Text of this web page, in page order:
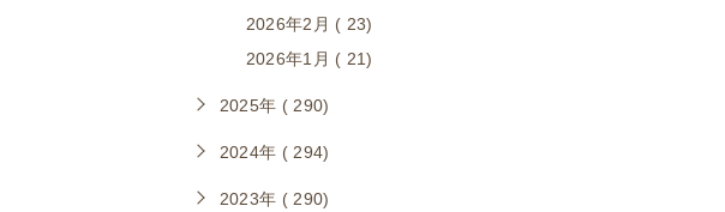
2026年2月 ( 23)
2026年1月 ( 21)
2025年 ( 290)
2024年 ( 294)
2023年 ( 290)